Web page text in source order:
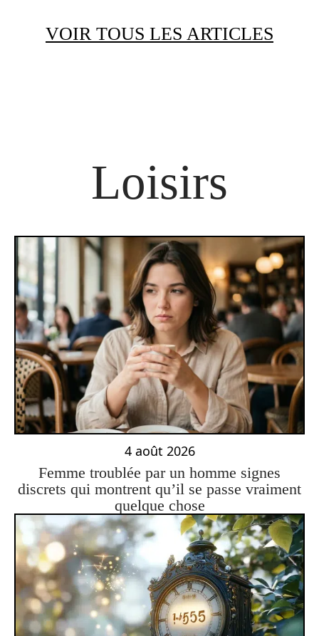
VOIR TOUS LES ARTICLES
Loisirs
4 août 2026
Femme troublée par un homme signes
discrets qui montrent qu’il se passe vraiment
quelque chose